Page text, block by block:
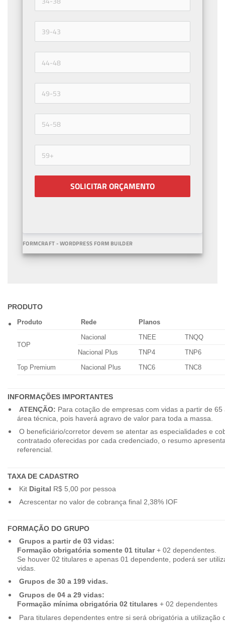
SOLICITAR ORÇAMENTO
FORMCRAFT - WORDPRESS FORM BUILDER
PRODUTO
Produto Rede Planos
TOP
Nacional TNEE
TNQQ
Nacional Plus
TNP4
TNP6
Top Premium
Nacional Plus TNC6 TNC8
INFORMAÇÕES IMPORTANTES
ATENÇÃO: Para cotação de empresas com vidas a partir de
área técnica, pois haverá agravo de valor para toda a massa.
O beneficiário/corretor devem se atentar as especialidades e
contratado oferecidas por cada credenciado, o resumo
referencial.
TAXA DE CADASTRO
Kit Digital R$ 5,00 por pessoa
Acrescentar no valor de cobrança final 2,38% IOF
FORMAÇÃO DO GRUPO
Grupos a partir de 03 vidas:
Formação obrigatória somente 01 titular+ 02 dependentes.
Se houver 02 titulares e apenas 01 dependente, poderá ser
vidas.
Grupos de 30 a 199 vidas.
Grupos de 04 a 29 vidas:
Formação mínima obrigatória 02 titulares + 02 dependentes
Para titulares dependentes entre si será obrigatória a utilização